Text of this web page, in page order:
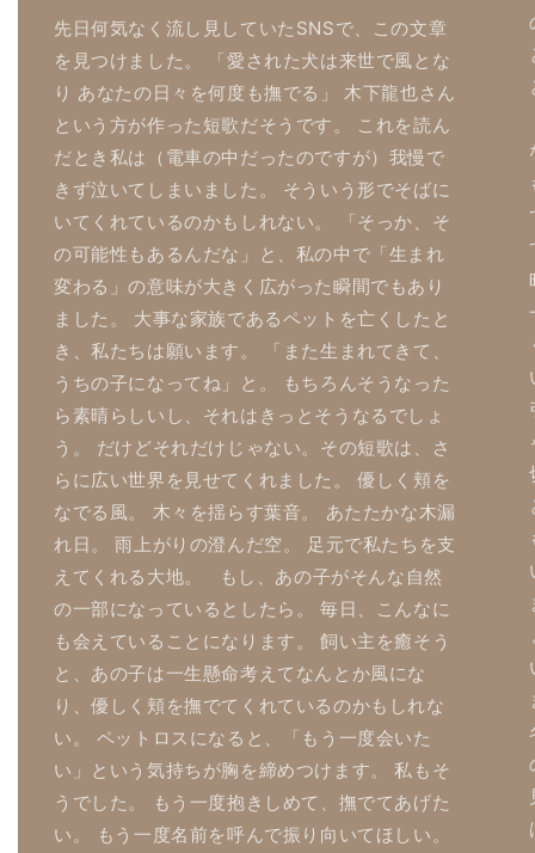
先日何気なく流し見していたSNSで、この文章
を見つけました。 「愛された犬は来世で風とな
り あなたの日々を何度も撫でる」 木下龍也さん
という方が作った短歌だそうです。 これを読ん
だとき私は（電車の中だったのですが）我慢で
きず泣いてしまいました。 そういう形でそばに
いてくれているのかもしれない。 「そっか、そ
の可能性もあるんだな」と、私の中で「生まれ
変わる」の意味が大きく広がった瞬間でもあり
ました。 大事な家族であるペットを亡くしたと
き、私たちは願います。 「また生まれてきて、
うちの子になってね」と。 もちろんそうなった
ら素晴らしいし、それはきっとそうなるでしょ
う。 だけどそれだけじゃない。その短歌は、さ
らに広い世界を見せてくれました。 優しく頬を
なでる風。 木々を揺らす葉音。 あたたかな木漏
れ日。 雨上がりの澄んだ空。 足元で私たちを支
えてくれる大地。 もし、あの子がそんな自然
の一部になっているとしたら。 毎日、こんなに
も会えていることになります。 飼い主を癒そう
と、あの子は一生懸命考えてなんとか風にな
り、優しく頬を撫でてくれているのかもしれな
い。 ペットロスになると、「もう一度会いた
い」という気持ちが胸を締めつけます。 私もそ
うでした。 もう一度抱きしめて、撫でてあげた
い。 もう一度名前を呼んで振り向いてほしい。